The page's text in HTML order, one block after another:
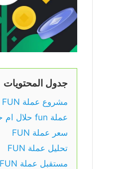
جدول المحتويات
مشروع عملة FUN
عملة fun حلال ام حرام
سعر عملة FUN
تحليل عملة FUN
مستقبل عملة FUN